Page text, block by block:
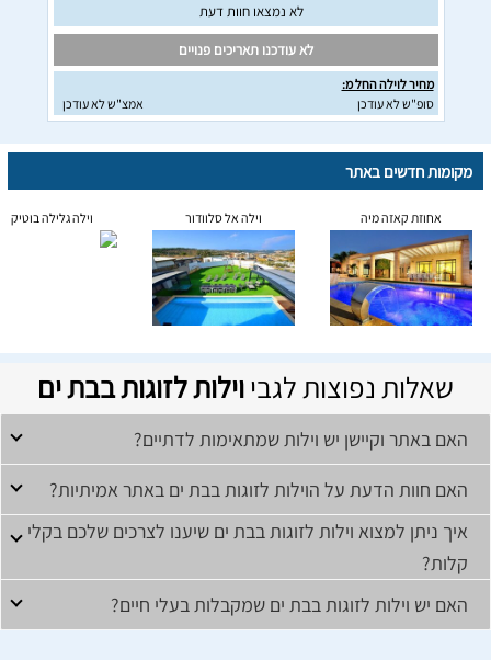
לא נמצאו חוות דעת
לא עודכנו תאריכים פנויים
מחיר לוילה החל מ:
סופ"ש לא עודכן
אמצ"ש לא עודכן
מקומות חדשים באתר
אחוזת קאזה מיה וילה אל סלוודור וילה גלילה בוטיק
שאלות נפוצות לגביוילות לזוגות בבת ים
האם באתר וקיישן יש וילות שמתאימות לדתיים?
האם חוות הדעת על הוילות לזוגות בבת ים באתר אמיתיות?
איך ניתן למצוא וילות לזוגות בבת ים שיענו לצרכים שלכם בקלי
קלות?
האם יש וילות לזוגות בבת ים שמקבלות בעלי חיים?